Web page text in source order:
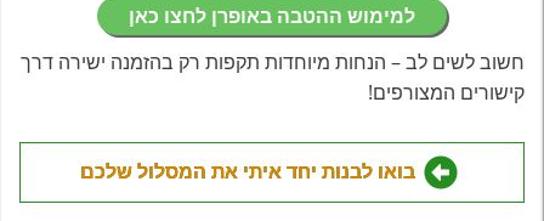
למימוש ההטבה באופרן לחצו כאן
חשוב לשים לב – הנחות מיוחדות תקפות רק בהזמנה ישירה דרך
קישורים המצורפים!
בואו לבנות יחד איתי את המסלול שלכם